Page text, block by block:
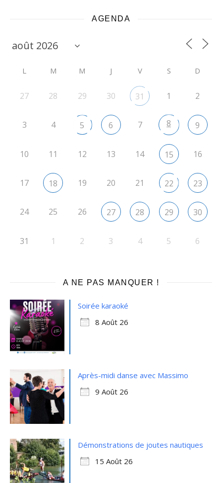
AGENDA
L M M J V S D
27 28 29 30 31 1 2
3 4 5 6 7 8 9
10 11 12 13 14 15 16
17 18 19 20 21 22 23
24 25 26 27 28 29 30
31 1 2 3 4 5 6
A NE PAS MANQUER !
Soirée karaoké
8 Août 26
Après-midi danse avec Massimo
9 Août 26
Démonstrations de joutes nautiques
15 Août 26